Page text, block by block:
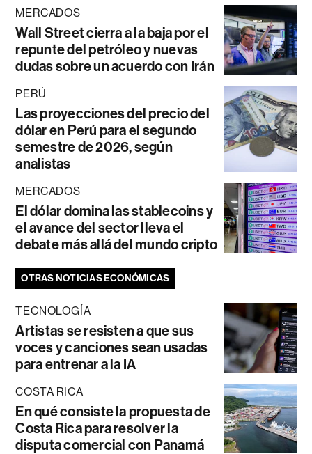
MERCADOS
Wall Street cierra a la baja por el
repunte del petróleo y nuevas
dudas sobre un acuerdo con Irán
PERÚ
Las proyecciones del precio del
dólar en Perú para el segundo
semestre de 2026, según
analistas
MERCADOS
El dólar domina las stablecoins y
el avance del sector lleva el
debate más allá del mundo cripto
OTRAS NOTICIAS ECONÓMICAS
TECNOLOGÍA
Artistas se resisten a que sus
voces y canciones sean usadas
para entrenar a la IA
COSTA RICA
En qué consiste la propuesta de
Costa Rica para resolver la
disputa comercial con Panamá